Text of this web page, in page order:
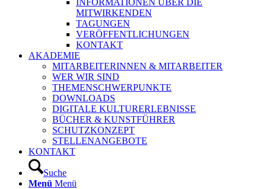
INFORMATIONEN ÜBER DIE
MITWIRKENDEN
TAGUNGEN
VERÖFFENTLICHUNGEN
KONTAKT
AKADEMIE
MITARBEITERINNEN & MITARBEITER
WER WIR SIND
THEMENSCHWERPUNKTE
DOWNLOADS
DIGITALE KULTURERLEBNISSE
BÜCHER & KUNSTFÜHRER
SCHUTZKONZEPT
STELLENANGEBOTE
KONTAKT
Suche
Menü Menü